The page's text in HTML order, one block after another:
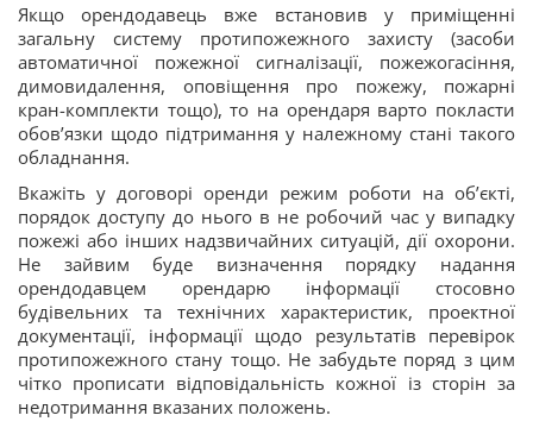
Якщо орендодавець вже встановив у приміщенні
загальну систему протипожежного захисту (засоби
автоматичної пожежної сигналізації, пожежогасіння,
димовидалення, оповіщення про пожежу, пожарні
кран-комплекти тощо), то на орендаря варто покласти
обов’язки щодо підтримання у належному стані такого
обладнання.
Вкажіть у договорі оренди режим роботи на об’єкті,
порядок доступу до нього в не робочий час у випадку
пожежі або інших надзвичайних ситуацій, дії охорони.
Не зайвим буде визначення порядку надання
орендодавцем орендарю інформації стосовно
будівельних та технічних характеристик, проектної
документації, інформації щодо результатів перевірок
протипожежного стану тощо. Не забудьте поряд з цим
чітко прописати відповідальність кожної із сторін за
недотримання вказаних положень.